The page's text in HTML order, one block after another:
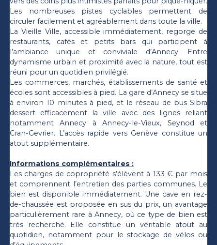
Les nombreuses pistes cyclables permettent de
circuler facilement et agréablement dans toute la ville.
La Vieille Ville, accessible immédiatement, regorge de
restaurants, cafés et petits bars qui participent à
l’ambiance unique et conviviale d’Annecy. Entre
dynamisme urbain et proximité avec la nature, tout est
réuni pour un quotidien privilégié.
Les commerces, marchés, établissements de santé et
écoles sont accessibles à pied. La gare d’Annecy se situe
à environ 10 minutes à pied, et le réseau de bus Sibra
dessert efficacement la ville avec des lignes reliant
notamment Annecy à Annecy-le-Vieux, Seynod et
Cran-Gevrier. L’accès rapide vers Genève constitue un
atout supplémentaire.
Informations complémentaires :
Les charges de copropriété s’élèvent à 133 € par mois
et comprennent l’entretien des parties communes. Le
bien est disponible immédiatement. Une cave en rez-
de-chaussée est proposée en sus du prix, un avantage
particulièrement rare à Annecy, où ce type de bien est
très recherché. Elle constitue un véritable atout au
quotidien, notamment pour le stockage de vélos ou